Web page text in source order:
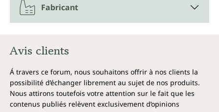
Fabricant
Avis clients
Á travers ce forum, nous souhaitons offrir à nos clients la
possibilité d’échanger librement au sujet de nos produits.
Nous attirons toutefois votre attention sur le fait que les
contenus publiés relèvent exclusivement d’opinions